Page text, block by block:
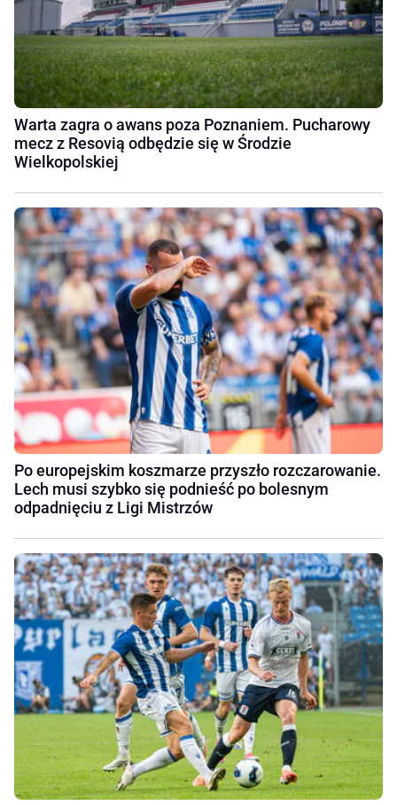
Warta zagra o awans poza Poznaniem. Pucharowy
mecz z Resovią odbędzie się w Środzie
Wielkopolskiej
Po europejskim koszmarze przyszło rozczarowanie.
Lech musi szybko się podnieść po bolesnym
odpadnięciu z Ligi Mistrzów